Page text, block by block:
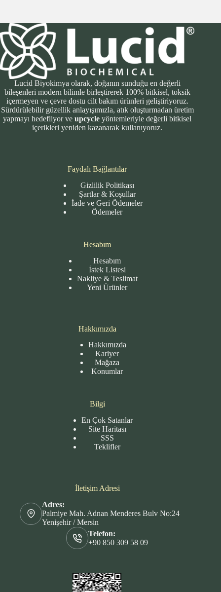
Lucid Biyokimya olarak, doğanın sunduğu en değerli
bileşenleri modern bilimle birleştirerek 100% bitkisel, toksik
içermeyen ve çevre dostu cilt bakım ürünleri geliştiriyoruz.
Sürdürülebilir güzellik anlayışımızla, atık oluşturmadan üretim
yapmayı hedefliyor veupcycle yöntemleriyle değerli bitkisel
içerikleri yeniden kazanarak kullanıyoruz.
Faydalı Bağlantılar
Gizlilik Politikası
Şartlar & Koşullar
İade ve Geri Ödemeler
Ödemeler
Hesabım
Hesabım
İstek Listesi
Nakliye & Teslimat
Yeni Ürünler
Hakkımızda
Hakkımızda
Kariyer
Mağaza
Konumlar
Bilgi
En Çok Satanlar
Site Haritası
SSS
Teklifler
İletişim Adresi
Adres:
Palmiye Mah. Adnan Menderes Bulv No:24
Yenişehir / Mersin
Telefon:
+90 850 309 58 09